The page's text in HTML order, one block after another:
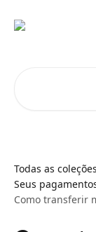
Todas as coleções
Seus
Como transferir